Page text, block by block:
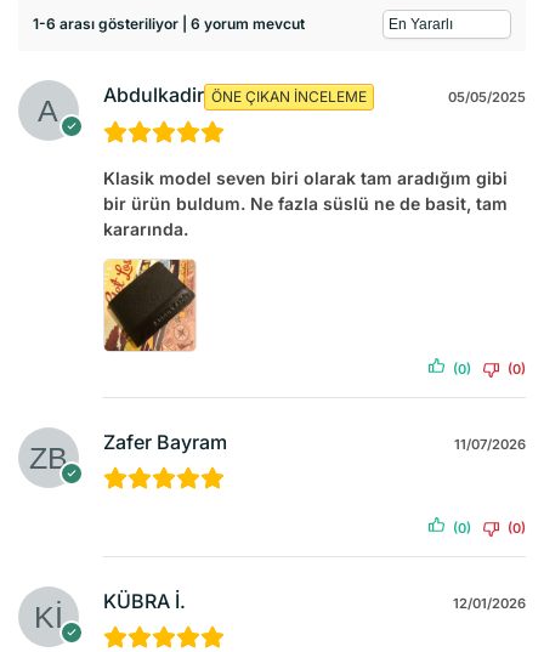
1-6 arası gösteriliyor | 6 yorum mevcut
Abdulkadir ÖNE ÇIKAN İNCELEME 05/05/2025
Klasik model seven biri olarak tam aradığım gibi
bir ürün buldum. Ne fazla süslü ne de basit, tam
kararında.
(0) (0)
Zafer Bayram 11/07/2026
(0) (0)
KÜBRA İ. 12/01/2026